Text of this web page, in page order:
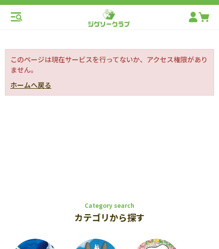
このページは現在サービスを行ってないか、アクセス権限があり
ません。
ホームへ戻る
Category search
カテゴリから探す